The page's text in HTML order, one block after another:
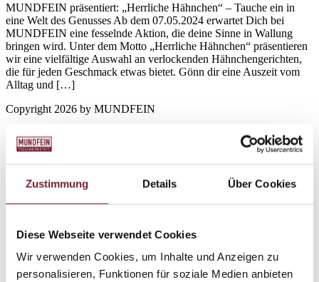
Zustimmung Details Über Cookies
Diese Webseite verwendet Cookies
Wir verwenden Cookies, um Inhalte und Anzeigen zu
personalisieren, Funktionen für soziale Medien anbieten
MUNDFEIN präsentiert: „Herrliche Hähnchen“ – Tauche ein in
eine Welt des Genusses Ab dem 07.05.2024 erwartet Dich bei
MUNDFEIN eine fesselnde Aktion, die deine Sinne in Wallung
bringen wird. Unter dem Motto „Herrliche Hähnchen“ präsentieren
wir eine vielfältige Auswahl an verlockenden Hähnchengerichten,
die für jeden Geschmack etwas bietet. Gönn dir eine Auszeit vom
Alltag und […]
Copyright 2026 by MUNDFEIN
Impressum
Datenschutz
Achim Pizza bestellen
Bad Oldesloe Pizza bestellen
Bad Segeberg Pizza bestellen
Bergheim Pizza bestellen
Bielefeld Pizza bestellen